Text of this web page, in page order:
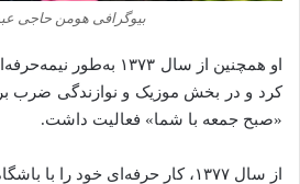
بیوگرافی هومن حاجی‌
او همچنین از سال ۱۳۷۳
کرد و در بخش موزیک و نوازندگی ضرب
«صبح جمعه با شما» فعالیت داشت.
از سال ۱۳۷۷، کار حرفه‌ای خود را با باشگاه رادیو جوان شروع کرد.